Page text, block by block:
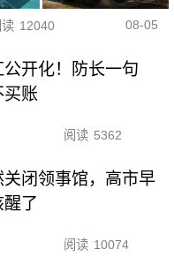
12040 08-05
公开化！防长一句
买账
阅读 5362
闭领事馆，高市早
了
阅读 10074